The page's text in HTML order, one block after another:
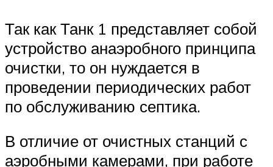
Так как Танк 1 представляет собой
устройство анаэробного принципа
очистки, то он нуждается в
проведении периодических работ
по обслуживанию септика.
В отличие от очистных станций с
аэробными камерами, при работе